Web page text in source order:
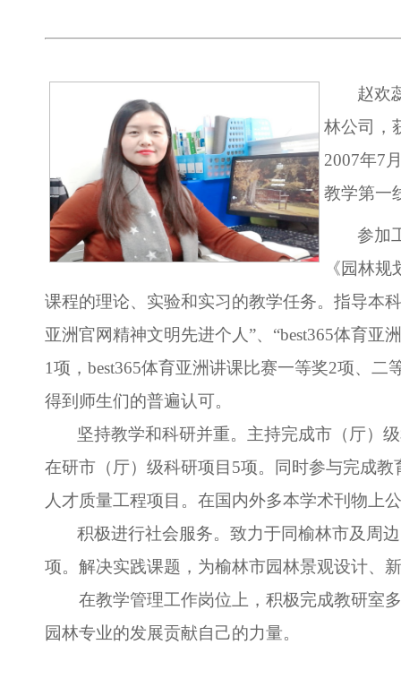
赵欢
林公司，
2007年7
教学第一
参加
《园林
课程的理论、实验和实习的教学任务。指导本科
亚洲官网精神文明先进个人”、“best365体育
1项，best365体育亚洲讲课比赛一等奖2项、二
得到师生们的普遍认可。
坚持教学和科研并重。主持完成市（厅）
在研市（厅）级科研项目 5项。同时参与完成教
人才质量工程项目。在国内外多本学术刊物上
积极进行社会服务。致力于同榆林市及周
项。解决实践课题，为榆林市园林景观设计、
在教学管理工作岗位上，积极完成教研室
园林专业的发展贡献自己的力量。